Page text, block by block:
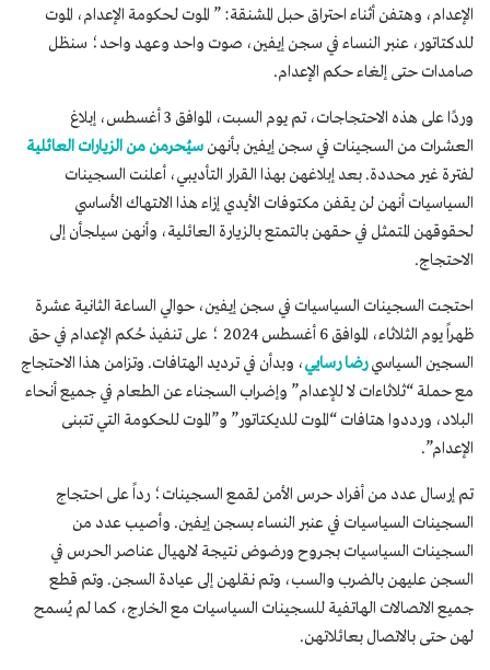
الإعدام، وهتفن أثناء احتراق حبل المشنقة: ” الموت لحكومة الإعدام، الموت
للدكتاتور، عنبر النساء في سجن إيفين، صوت واحد وعهد واحد؛ سنظل
صامدات حتى إلغاء حكم الإعدام.
وردًا على هذه الاحتجاجات، تم يوم السبت، الموافق 3 أغسطس، إبلاغ
العشرات من السجينات في سجن إيفين بأنهن سيُحرمن من الزيارات العائلية
لفترة غير محددة. بعد إبلاغهن بهذا القرار التأديبي، أعلنت السجينات
السياسيات أنهن لن يقفن مكتوفات الأيدي إزاء هذا الانتهاك الأساسي
لحقوقهن المتمثل في حقهن بالتمتع بالزيارة العائلية، وأنهن سيلجأن إلى
الاحتجاج.
احتجت السجينات السياسيات في سجن إيفين، حوالي الساعة الثانية عشرة
ظهراً يوم الثلاثاء، الموافق 6 أغسطس 2024 ؛ على تنفيذ حُكم الإعدام في حق
السجين السياسيرضا رسايي، وبدأن في ترديد الهتافات. وتزامن هذا الاحتجاج
مع حملة “ثلاثاءات لا للإعدام” وإضراب السجناء عن الطعام في جميع أنحاء
البلاد، ورددوا هتافات “الموت للديكتاتور” و”الموت للحكومة التي تتبنى
الإعدام”.
تم إرسال عدد من أفراد حرس الأمن لقمع السجينات؛ رداً على احتجاج
السجينات السياسيات في عنبر النساء بسجن إيفين. وأصيب عدد من
السجينات السياسيات بجروح ورضوض نتيجة لانهيال عناصر الحرس في
السجن عليهن بالضرب والسب، وتم نقلهن إلى عيادة السجن. وتم قطع
جميع الاتصالات الهاتفية للسجينات السياسيات مع الخارج، كما لم يُسمح
لهن حتى بالاتصال بعائلاتهن.